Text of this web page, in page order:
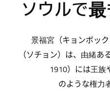
ソウルで
景福宮（キョンボッ
（ソチョン）は、由緒
1910）には王族
のような権力